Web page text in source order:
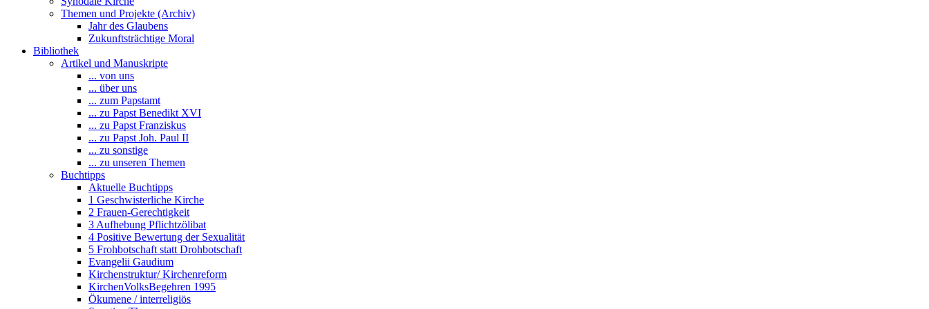
Themen und Projekte (Archiv)
Jahr des Glaubens
Zukunftsträchtige Moral
Bibliothek
Artikel und Manuskripte
... von uns
... über uns
... zum Papstamt
... zu Papst Benedikt XVI
... zu Papst Franziskus
... zu Papst Joh. Paul II
... zu sonstige
... zu unseren Themen
Buchtipps
Aktuelle Buchtipps
1 Geschwisterliche Kirche
2 Frauen-Gerechtigkeit
3 Aufhebung Pflichtzölibat
4 Positive Bewertung der Sexualität
5 Frohbotschaft statt Drohbotschaft
Evangelii Gaudium
Kirchenstruktur/ Kirchenreform
KirchenVolksBegehren 1995
Ökumene / interreligiös